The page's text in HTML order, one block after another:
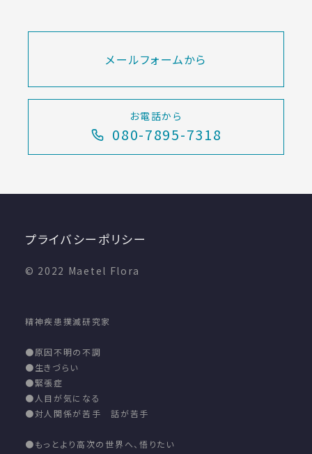
メールフォームから
お電話から
080-7895-7318
プライバシーポリシー
© 2022 Maetel Flora
精神疾患撲滅研究家
●原因不明の不調
●生きづらい
●緊張症
●人目が気になる
●対人関係が苦手 話が苦手
●もっとより高次の世界へ、悟りたい